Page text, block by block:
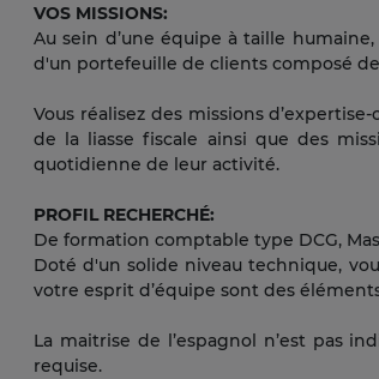
VOS MISSIONS:
Au sein d’une équipe à taille
d'un portefeuille de clients composé
Vous réalisez des missions
de la liasse fiscale ainsi que des
quotidienne de leur activité.
PROFIL RECHERCHÉ:
De formation comptable type DCG,
Doté d'un solide niveau technique,
votre esprit d’équipe sont des
La maitrise de l’espagnol n’est pas
requise.